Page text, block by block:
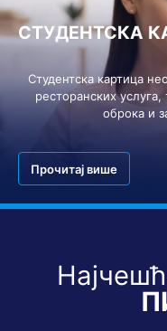
СТУДЕНТСКА
Студентска картица
ресторанских
оброка и
Прочитај више